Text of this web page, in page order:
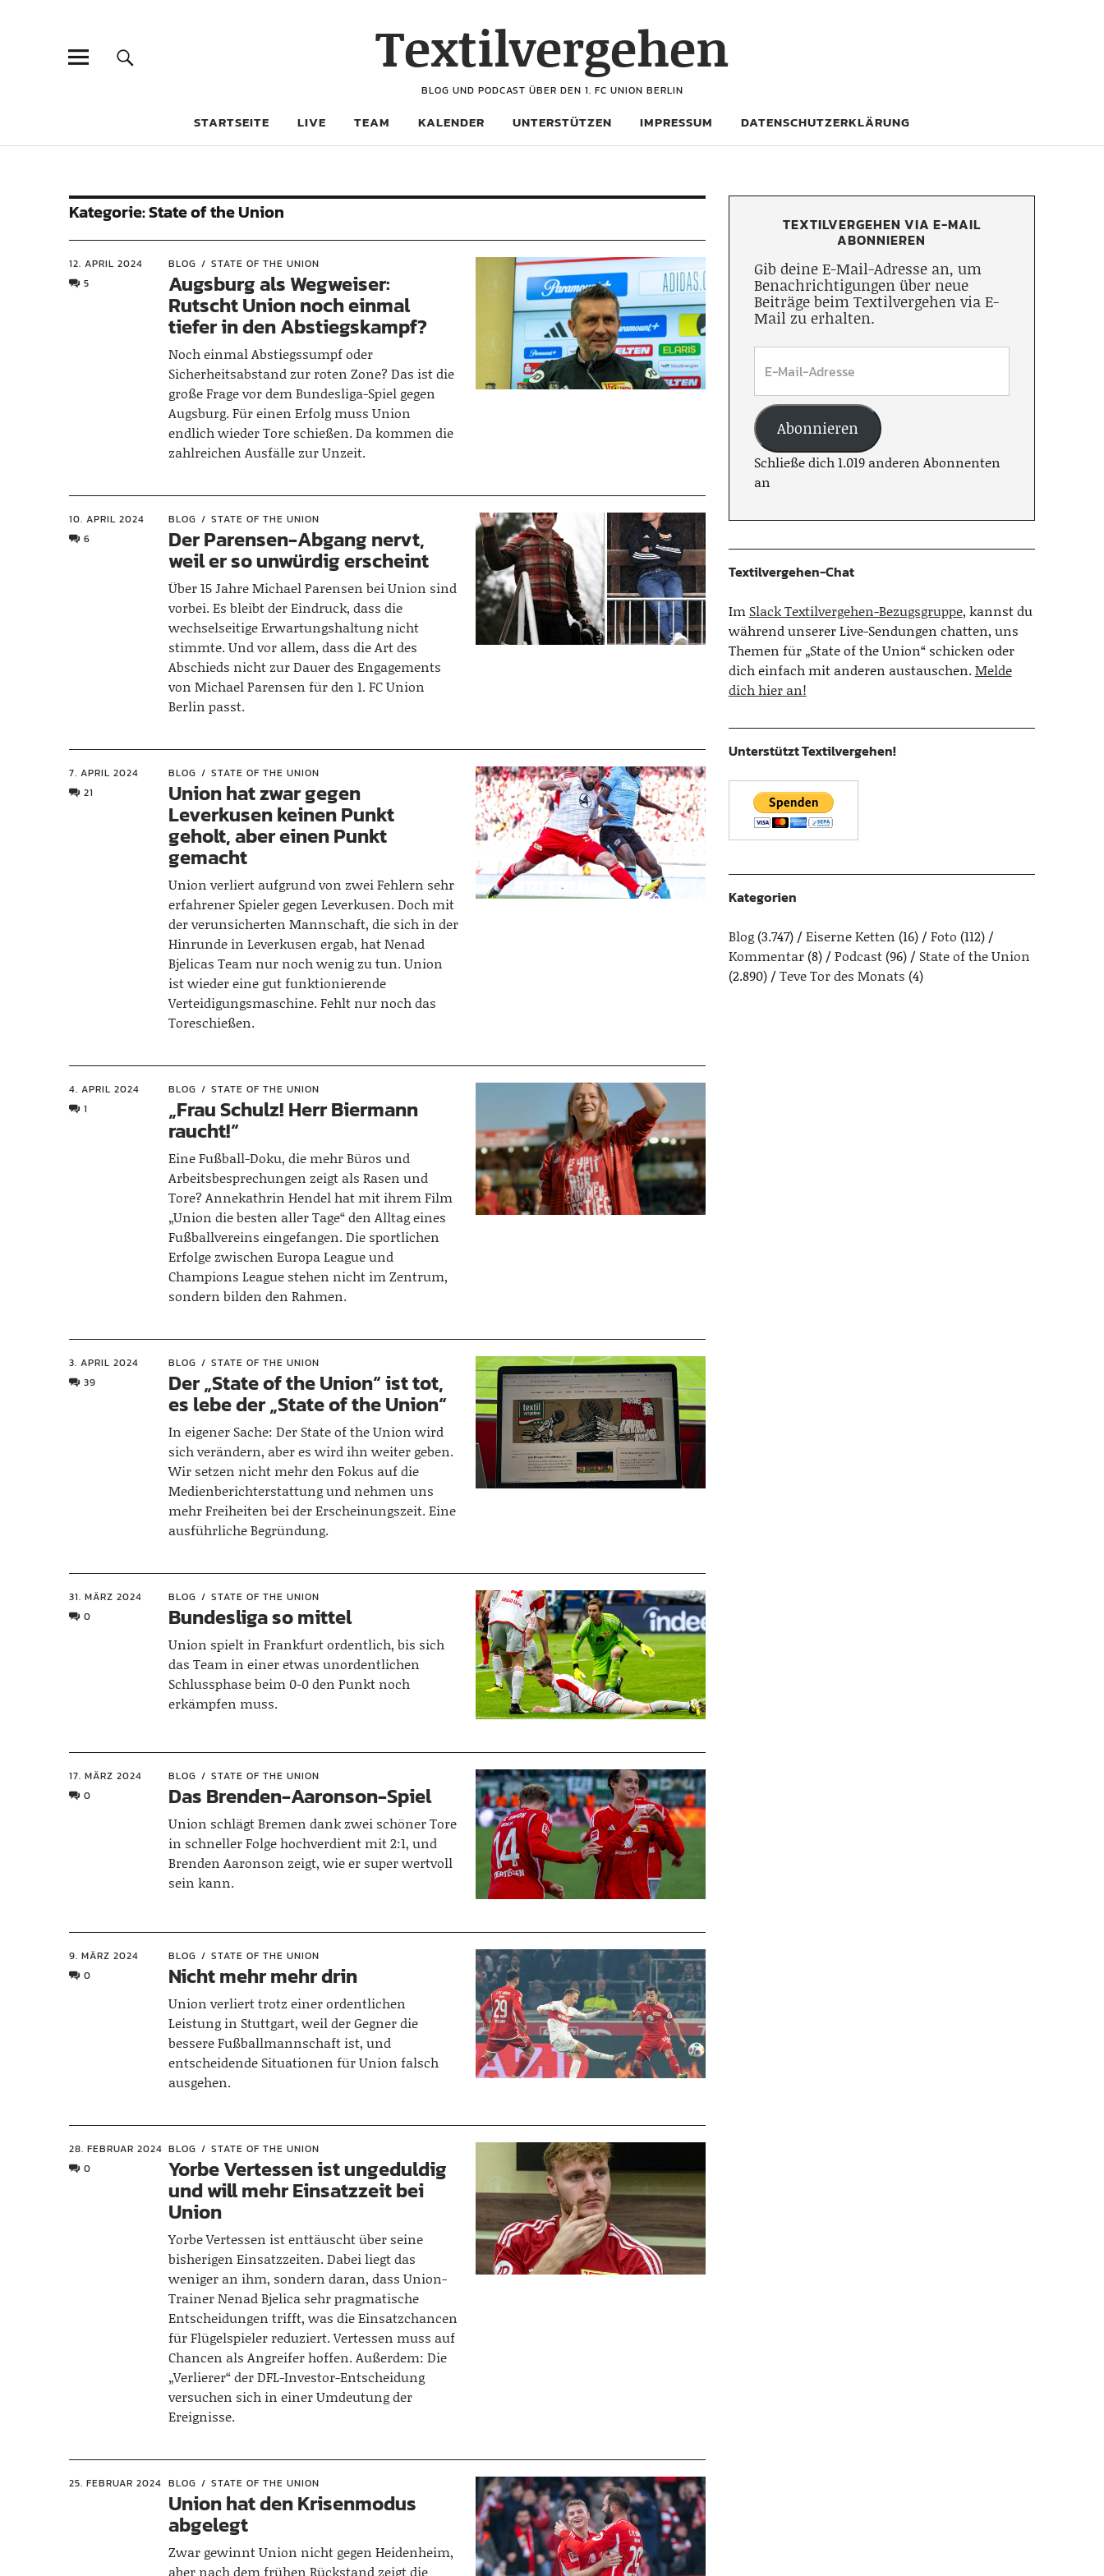
Textilvergehen
BLOG UND PODCAST ÜBER DEN 1. FC UNION BERLIN
STARTSEITE LIVE TEAM KALENDER UNTERSTÜTZEN IMPRESSUM DATENSCHUTZERKLÄRUNG
Kategorie:State of the Union
12. APRIL 2024
5
BLOG STATE OF THE UNION
Augsburg als Wegweiser:
Rutscht Union noch einmal
tiefer in den Abstiegskampf?
Noch einmal Abstiegssumpf oder
Sicherheitsabstand zur roten Zone? Das ist die
große Frage vor dem Bundesliga-Spiel gegen
Augsburg. Für einen Erfolg muss Union
endlich wieder Tore schießen. Da kommen die
zahlreichen Ausfälle zur Unzeit.
10. APRIL 2024
6
BLOG STATE OF THE UNION
Der Parensen-Abgang nervt,
weil er so unwürdig erscheint
Über 15 Jahre Michael Parensen bei Union sind
vorbei. Es bleibt der Eindruck, dass die
wechselseitige Erwartungshaltung nicht
stimmte. Und vor allem, dass die Art des
Abschieds nicht zur Dauer des Engagements
von Michael Parensen für den 1. FC Union
Berlin passt.
7. APRIL 2024
21
BLOG STATE OF THE UNION
Union hat zwar gegen
Leverkusen keinen Punkt
geholt, aber einen Punkt
gemacht
Union verliert aufgrund von zwei Fehlern sehr
erfahrener Spieler gegen Leverkusen. Doch mit
der verunsicherten Mannschaft, die sich in der
Hinrunde in Leverkusen ergab, hat Nenad
Bjelicas Team nur noch wenig zu tun. Union
ist wieder eine gut funktionierende
Verteidigungsmaschine. Fehlt nur noch das
Toreschießen.
4. APRIL 2024
1
BLOG STATE OF THE UNION
„Frau Schulz! Herr Biermann
raucht!“
Eine Fußball-Doku, die mehr Büros und
Arbeitsbesprechungen zeigt als Rasen und
Tore? Annekathrin Hendel hat mit ihrem Film
„Union die besten aller Tage“ den Alltag eines
Fußballvereins eingefangen. Die sportlichen
Erfolge zwischen Europa League und
Champions League stehen nicht im Zentrum,
sondern bilden den Rahmen.
3. APRIL 2024
39
BLOG STATE OF THE UNION
Der „State of the Union“ ist tot,
es lebe der „State of the Union“
In eigener Sache: Der State of the Union wird
sich verändern, aber es wird ihn weiter geben.
Wir setzen nicht mehr den Fokus auf die
Medienberichterstattung und nehmen uns
mehr Freiheiten bei der Erscheinungszeit. Eine
ausführliche Begründung.
31. MÄRZ 2024
0
BLOG STATE OF THE UNION
Bundesliga so mittel
Union spielt in Frankfurt ordentlich, bis sich
das Team in einer etwas unordentlichen
Schlussphase beim 0-0 den Punkt noch
erkämpfen muss.
17. MÄRZ 2024
0
BLOG STATE OF THE UNION
Das Brenden-Aaronson-Spiel
Union schlägt Bremen dank zwei schöner Tore
in schneller Folge hochverdient mit 2:1, und
Brenden Aaronson zeigt, wie er super wertvoll
sein kann.
9. MÄRZ 2024
0
BLOG STATE OF THE UNION
Nicht mehr mehr drin
Union verliert trotz einer ordentlichen
Leistung in Stuttgart, weil der Gegner die
bessere Fußballmannschaft ist, und
entscheidende Situationen für Union falsch
ausgehen.
28. FEBRUAR 2024
0
BLOG STATE OF THE UNION
Yorbe Vertessen ist ungeduldig
und will mehr Einsatzzeit bei
Union
Yorbe Vertessen ist enttäuscht über seine
bisherigen Einsatzzeiten. Dabei liegt das
weniger an ihm, sondern daran, dass Union-
Trainer Nenad Bjelica sehr pragmatische
Entscheidungen trifft, was die Einsatzchancen
für Flügelspieler reduziert. Vertessen muss auf
Chancen als Angreifer hoffen. Außerdem: Die
„Verlierer“ der DFL-Investor-Entscheidung
versuchen sich in einer Umdeutung der
Ereignisse.
25. FEBRUAR 2024 BLOG STATE OF THE UNION
Union hat den Krisenmodus
abgelegt
Zwar gewinnt Union nicht gegen Heidenheim,
aber nach dem frühen Rückstand zeigt die
TEXTILVERGEHEN VIA E-MAIL
ABONNIEREN
Gib deine E-Mail-Adresse an, um
Benachrichtigungen über neue
Beiträge beim Textilvergehen via E-
Mail zu erhalten.
Abonnieren
Schließe dich 1.019 anderen Abonnenten
an
Textilvergehen-Chat
Im Slack Textilvergehen-Bezugsgruppe, kannst du
während unserer Live-Sendungen chatten, uns
Themen für „State of the Union“ schicken oder
dich einfach mit anderen austauschen.Melde
dich hier an!
Unterstützt Textilvergehen!
Kategorien
Blog(3.747) Eiserne Ketten (16) Foto (112)
Kommentar(8) Podcast(96)
State of the Union
(2.890)
Teve Tor des Monats (4)